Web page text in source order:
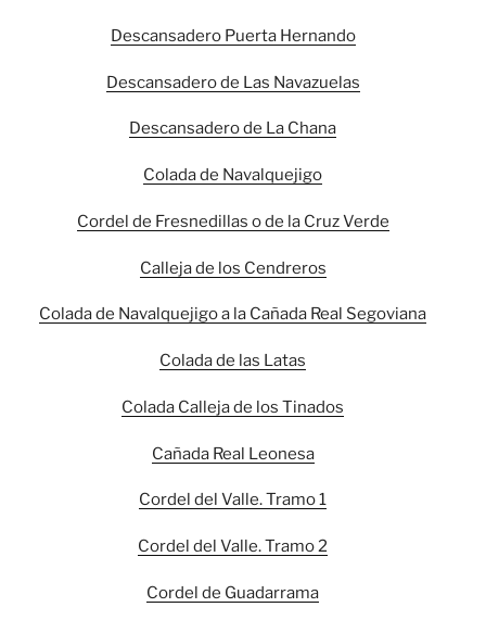
Descansadero Puerta Hernando
Descansadero de Las Navazuelas
Descansadero de La Chana
Colada de Navalquejigo
Cordel de Fresnedillas o de la Cruz Verde
Calleja de los Cendreros
Colada de Navalquejigo a la Cañada Real Segoviana
Colada de las Latas
Colada Calleja de los Tinados
Cañada Real Leonesa
Cordel del Valle. Tramo 1
Cordel del Valle. Tramo 2
Cordel de Guadarrama